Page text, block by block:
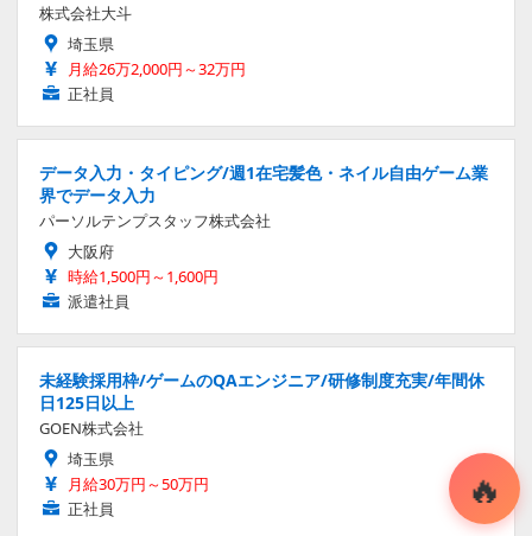
株式会社大斗
埼玉県
月給26万2,000円～32万円
正社員
データ入力・タイピング/週1在宅髪色・ネイル自由ゲーム業
界でデータ入力
パーソルテンプスタッフ株式会社
大阪府
時給1,500円～1,600円
派遣社員
未経験採用枠/ゲームのQAエンジニア/研修制度充実/年間休
日125日以上
GOEN株式会社
埼玉県
月給30万円～50万円
正社員